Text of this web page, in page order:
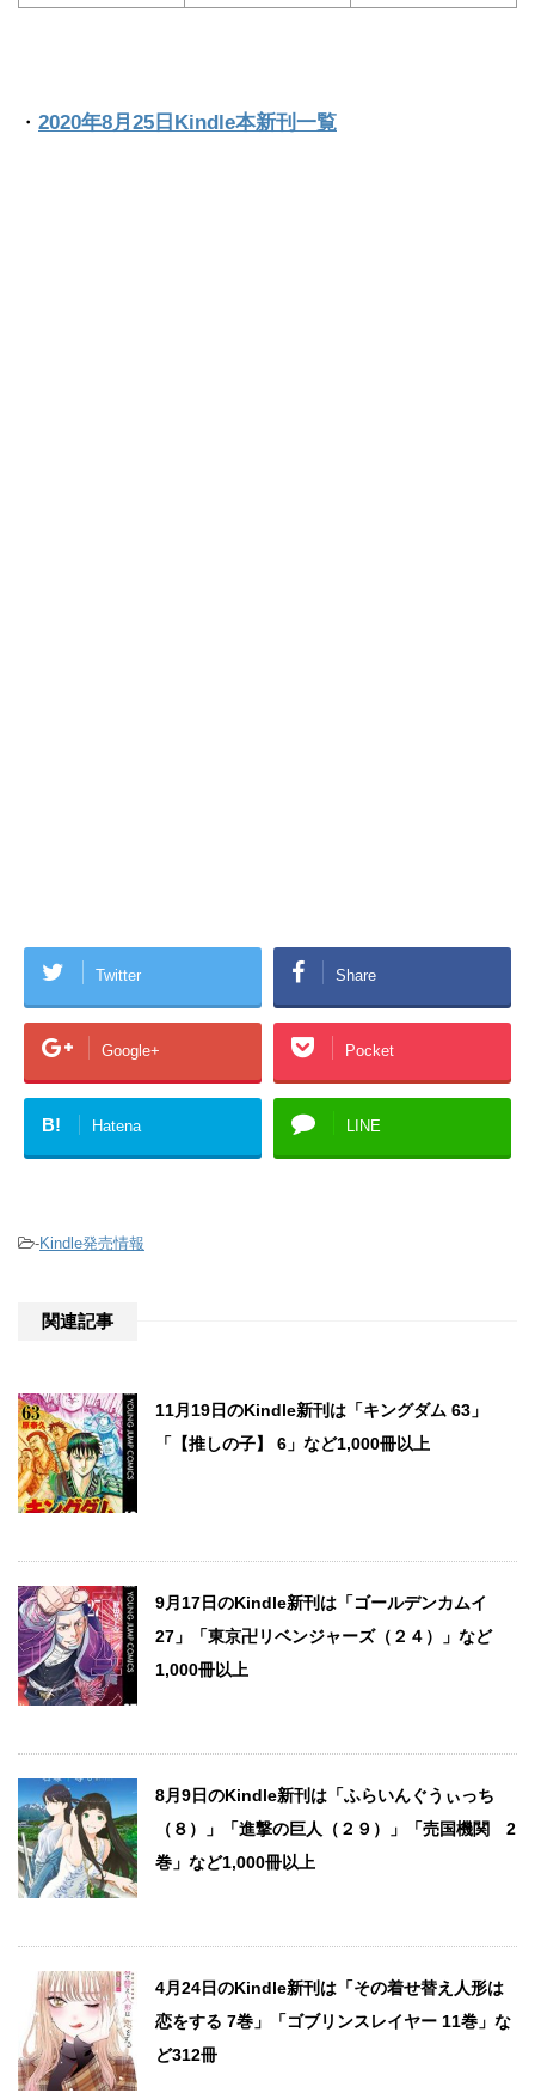
・ 2020年8月25日Kindle本新刊一覧
Twitter Share
Google+ Pocket
B! Hatena LINE
-Kindle発売情報
関連記事
11月19日のKindle新刊は「キングダム 63」
「【推しの子】 6」など1,000冊以上
9月17日のKindle新刊は「ゴールデンカムイ
27」「東京卍リベンジャーズ（２４）」など
1,000冊以上
8月9日のKindle新刊は「ふらいんぐうぃっち
（８）」「進撃の巨人（２９）」「売国機関 2
巻」など1,000冊以上
4月24日のKindle新刊は「その着せ替え人形は
恋をする 7巻」「ゴブリンスレイヤー 11巻」な
ど312冊